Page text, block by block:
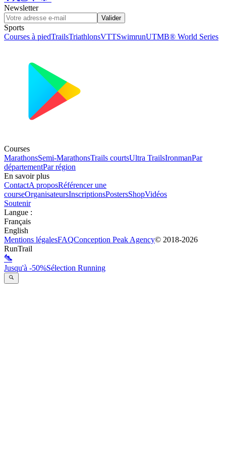
Newsletter
Valider
Sports
Courses à piedTrailsTriathlonsVTTSwimrunUTMB® World Series
Courses
MarathonsSemi-MarathonsTrails courtsUltra TrailsIronmanPar
départementPar région
En savoir plus
ContactA proposRéférencer une
courseOrganisateursInscriptionsPostersShopVidéos
Soutenir
Langue :
Français
English
Mentions légalesFAQConception Peak Agency© 2018-2026
RunTrail
Jusqu'à -50%Sélection Running